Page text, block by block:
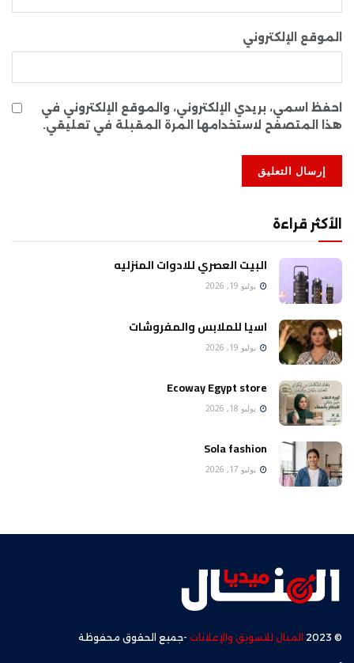
الموقع الإلكتروني
احفظ اسمي، بريدي الإلكتروني، والموقع الإلكتروني في
هذا المتصفح لاستخدامها المرة المقبلة في تعليقي.
الأكثر قراءة
البيت العصري للادوات المنزليه
يوليو 19, 2026
اسيا للملابس والمفروشات
يوليو 19, 2026
Ecoway Egypt store
يوليو 18, 2026
Sola fashion
يوليو 17, 2026
© 2023 المنال للتسويق والإعلانات -جميع الحقوق محفوظة